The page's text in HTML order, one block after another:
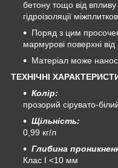
бетону тощо від
гідроізоляції
Поряд з цим
мармурові поверхні
Матеріал може
ТЕХНІЧНІ
Колір:
прозорий сірувато-
Щільність:
0,99 кг/л
Глибина
Клас I <10 мм